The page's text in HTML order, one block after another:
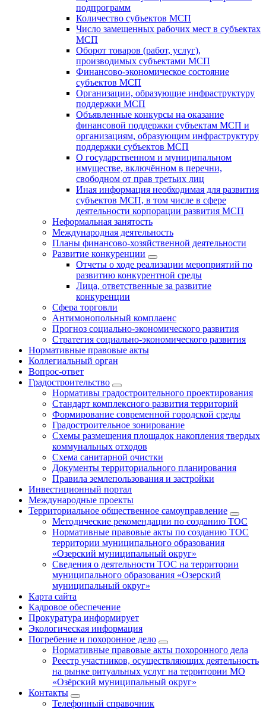
подпрограмм
Количество субъектов МСП
Число замещенных рабочих мест в субъектах
МСП
Оборот товаров (работ, услуг),
производимых субъектами МСП
Финансово-экономическое состояние
субъектов МСП
Организации, образующие инфраструктуру
поддержки МСП
Объявленные конкурсы на оказание
финансовой поддержки субъектам МСП и
организациям, образующим инфраструктуру
поддержки субъектов МСП
О государственном и муниципальном
имуществе, включённом в перечни,
свободном от прав третьих лиц
Иная информация необходимая для развития
субъектов МСП, в том числе в сфере
деятельности корпорации развития МСП
Неформальная занятость
Международная деятельность
Планы финансово-хозяйственной деятельности
Развитие конкуренции
Отчеты о ходе реализации мероприятий по
развитию конкурентной среды
Лица, ответственные за развитие
конкуренции
Сфера торговли
Антимонопольный комплаенс
Прогноз социально-экономического развития
Стратегия социально-экономического развития
Нормативные правовые акты
Коллегиальный орган
Вопрос-ответ
Градостроительство
Нормативы градостроительного проектирования
Стандарт комплексного развития территорий
Формирование современной городской среды
Градостроительное зонирование
Схемы размещения площадок накопления твердых
коммунальных отходов
Схема санитарной очистки
Документы территориального планирования
Правила землепользования и застройки
Инвестиционный портал
Международные проекты
Территориальное общественное самоуправление
Методические рекомендации по созданию ТОС
Нормативные правовые акты по созданию ТОС
территории муниципального образования
«Озерский муниципальный округ»
Сведения о деятельности ТОС на территории
муниципального образования «Озерский
муниципальный округ»
Карта сайта
Кадровое обеспечение
Прокуратура информирует
Экологическая информация
Погребение и похоронное дело
Нормативные правовые акты похоронного дела
Реестр участников, осуществляющих деятельность
на рынке ритуальных услуг на территории МО
«Озёрский муниципальный округ»
Контакты
Телефонный справочник